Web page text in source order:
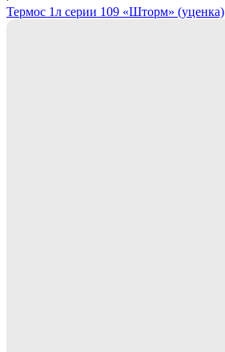
Термос 1л серии 109 «Шторм» (уценка)